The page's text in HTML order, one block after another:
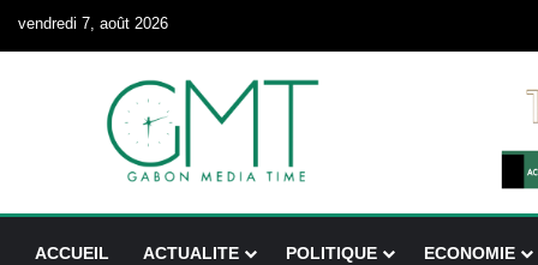
vendredi 7, août 2026
ACCUEIL ACTUALITE POLITIQUE ECONOMIE